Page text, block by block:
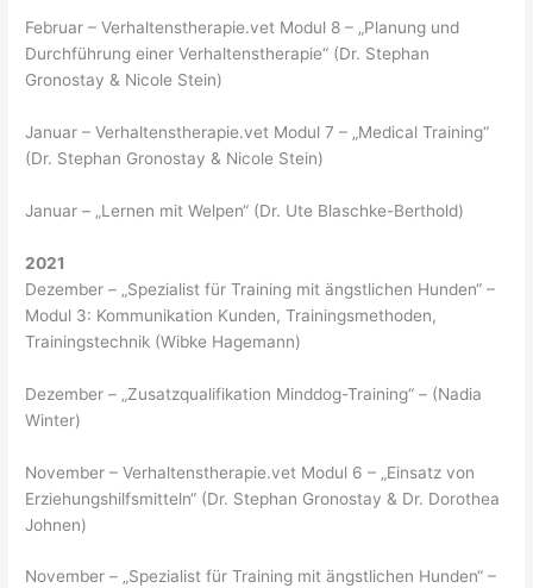
Februar – Verhaltenstherapie.vet Modul 8 – „Planung und
Durchführung einer Verhaltenstherapie“ (Dr. Stephan
Gronostay & Nicole Stein)
Januar – Verhaltenstherapie.vet Modul 7 – „Medical Training“
(Dr. Stephan Gronostay & Nicole Stein)
Januar – „Lernen mit Welpen“ (Dr. Ute Blaschke-Berthold)
2021
Dezember – „Spezialist für Training mit ängstlichen Hunden“ –
Modul 3: Kommunikation Kunden, Trainingsmethoden,
Trainingstechnik (Wibke Hagemann)
Dezember – „Zusatzqualifikation Minddog-Training“ – (Nadia
Winter)
November – Verhaltenstherapie.vet Modul 6 – „Einsatz von
Erziehungshilfsmitteln“ (Dr. Stephan Gronostay & Dr. Dorothea
Johnen)
November – „Spezialist für Training mit ängstlichen Hunden“ –